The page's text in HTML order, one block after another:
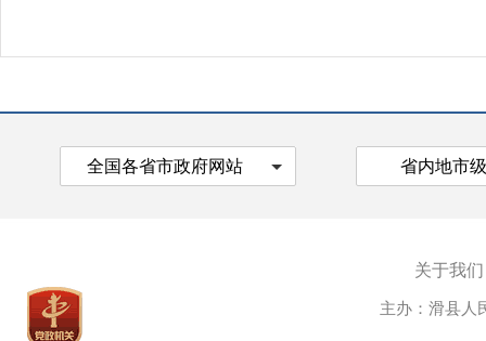
全国各省市政府网站 省内地市
关于我们
主办：滑县人